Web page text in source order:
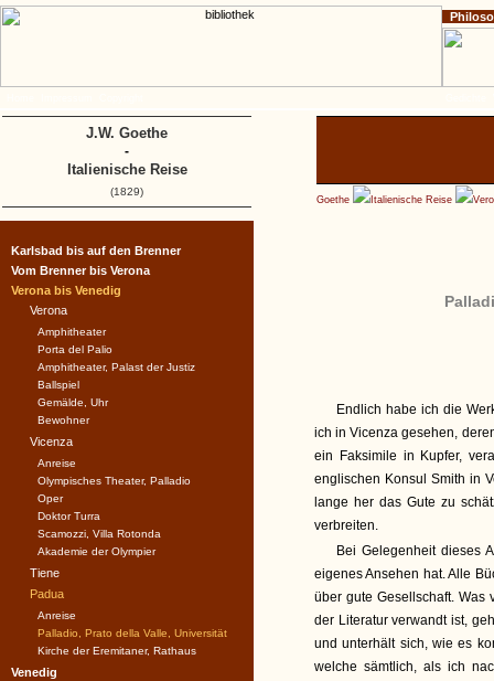
Goethe Italienische Reise
Endlich habe ich die
ich in Vicenza gesehen,
ein Faksimile in Kupfer,
englischen Konsul Smith in
lange her das Gute zu
verbreiten.
Bei Gelegenheit dieses
eigenes Ansehen hat. Alle
über gute Gesellschaft. Was
der Literatur verwandt ist,
und unterhält sich, wie es
welche sämtlich, als ich
Karlsbad bis auf den Brenner
Vom Brenner bis Verona
Verona bis Venedig
Verona
Amphitheater
Porta del Palio
Amphitheater, Palast der Justiz
Ballspiel
Gemälde, Uhr
Bewohner
Vicenza
Anreise
Olympisches Theater, Palladio
Oper
Doktor Turra
Scamozzi, Villa Rotonda
Akademie der Olympier
Tiene
Padua
Anreise
Palladio, Prato della Valle, Universität
Kirche der Eremitaner, Rathaus
Venedig
J.W. Goethe
-
Italienische Reise
(1829)